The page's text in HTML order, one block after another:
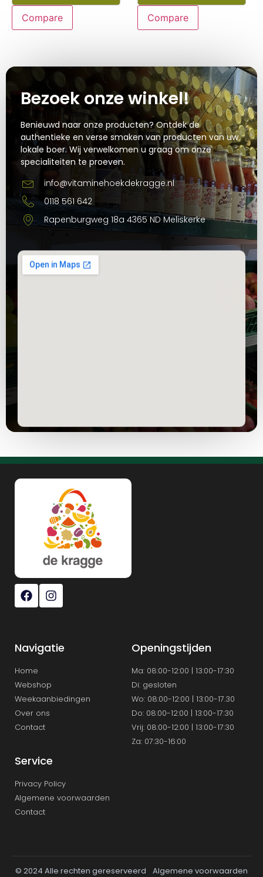
Compare Compare
Bezoek onze winkel!
Benieuwd naar onze producten? Ontdek de
authentieke en verse smaken van producten van uw
lokale boer. Wij verwelkomen u graag om onze
specialiteiten te proeven.
info@vitaminehoekdekragge.nl
0118 561 642
Rapenburgweg 18a 4365 ND Meliskerke
Navigatie
Home
Webshop
Weekaanbiedingen
Over ons
Contact
Openingstijden
Ma: 08:00-12:00 | 13:00-17:30
Di: gesloten
Wo: 08:00-12:00 | 13:00-17.30
Do: 08:00-12:00 | 13:00-17:30
Vrij: 08:00-12:00 | 13:00-17:30
Za: 07:30-16:00
Service
Privacy Policy
Algemene voorwaarden
Contact
© 2024 Alle rechten gereserveerd
Algemene voorwaarden